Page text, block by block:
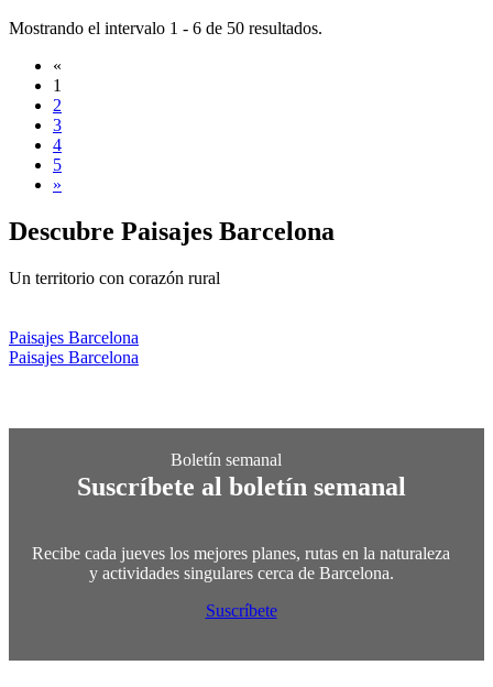
Mostrando el intervalo 1 - 6 de 50 resultados.
«
1
2
3
4
5
»
Descubre Paisajes Barcelona
Un territorio con corazón rural
Paisajes Barcelona
Paisajes Barcelona
Suscríbete al boletín semanal
Recibe cada jueves los mejores planes, rutas en la naturaleza
y actividades singulares cerca de Barcelona.
Suscríbete